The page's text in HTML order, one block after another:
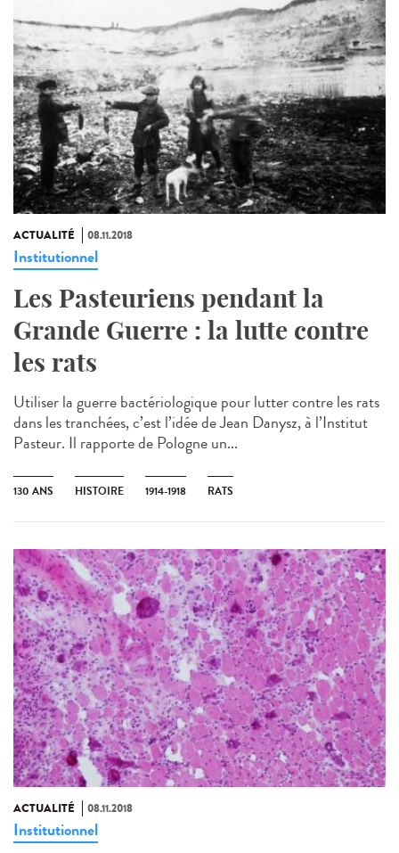
ACTUALITÉ 08.11.2018
Institutionnel
Les Pasteuriens pendant la
Grande Guerre : la lutte contre
les rats
Utiliser la guerre bactériologique pour lutter contre les rats
dans les tranchées, c’est l’idée de Jean Danysz, à l’Institut
Pasteur. Il rapporte de Pologne un...
130 ANS HISTOIRE 1914-1918 RATS
ACTUALITÉ 08.11.2018
Institutionnel